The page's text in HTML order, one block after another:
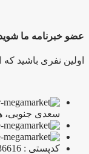
عضو خبرنامه ما
اولین نفری باشید
سعدی جنوبی،
کدپستی : 1143736616